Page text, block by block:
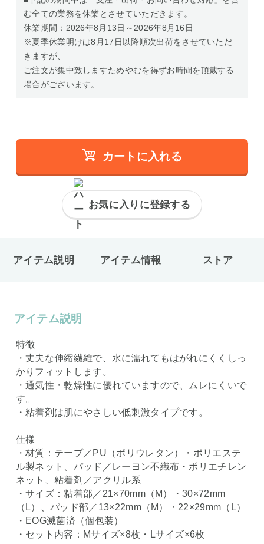
む全ての業務を休業とさせていただきます。
休業期間：2026年8月13日～2026年8月16日
※夏季休業明けは8月17日以降順次出荷をさせていただ
きますが、
ご注文が集中致しますためやむを得ずお時間を頂戴する
場合がございます。
カートに入れる
お気に入りに登録する
アイテム説明 アイテム情報 ストア
アイテム説明
特徴
・丈夫な伸縮繊維で、水に濡れてもはがれにくくしっ
かりフィットします。
・通気性・乾燥性に優れていますので、ムレにくいで
す。
・粘着剤は肌にやさしい低刺激タイプです。
仕様
・材質：テープ／PU（ポリウレタン）・ポリエステ
ル製ネット、パッド／レーヨン不織布・ポリエチレン
ネット、粘着剤／アクリル系
・サイズ：粘着部／21×70mm（M）・30×72mm
（L）、パッド部／13×22mm（M）・22×29mm（L）
・EOG滅菌済（個包装）
・セット内容：Mサイズ×8枚・Lサイズ×6枚